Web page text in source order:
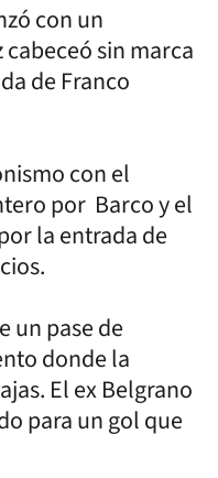
con un
sin marca
de Franco
con el
por Barco y el
la entrada de
un pase de
donde la
El ex Belgrano
para un gol que